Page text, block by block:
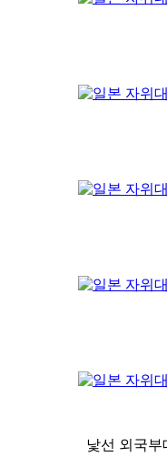
낯선 외국부